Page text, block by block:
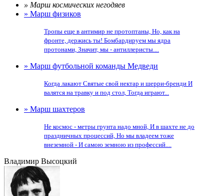
» Марш космических негодяев
» Марш физиков
Тропы еще в антимир не протоптаны, Но, как на
фронте, держись ты! Бомбардируем мы ядра
протонами, Значит, мы - антиллеристы....
» Марш футбольной команды Медведи
Когда лакают Святые свой нектар и шерри-бренди И
валятся на травку и под стол, Тогда играют...
» Марш шахтеров
Не космос - метры грунта надо мной, И в шахте не до
праздничных процессий, Но мы владеем тоже
внеземной - И самою земною из профессий....
Владимир Высоцкий